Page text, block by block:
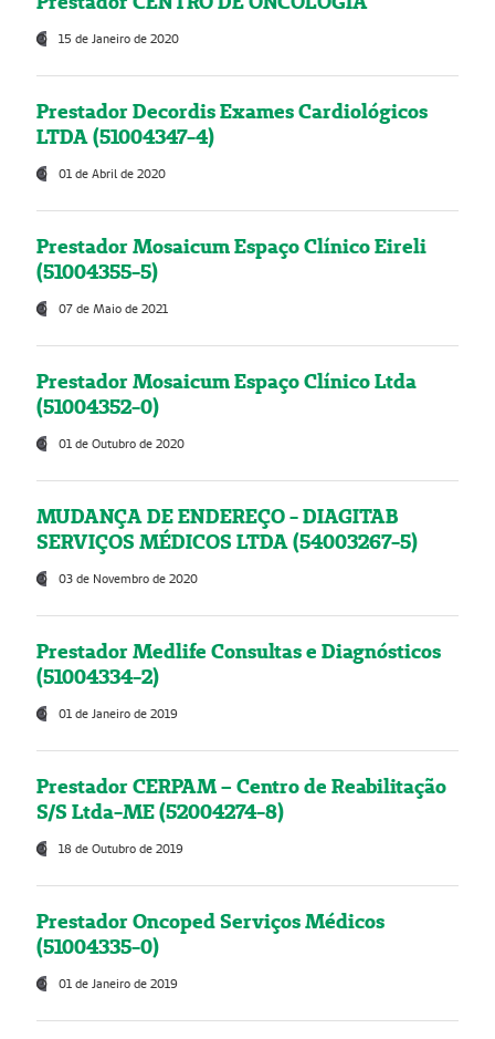
15 de Janeiro de 2020
Prestador Decordis Exames Cardiológicos
LTDA (51004347-4)
01 de Abril de 2020
Prestador Mosaicum Espaço Clínico Eireli
(51004355-5)
07 de Maio de 2021
Prestador Mosaicum Espaço Clínico Ltda
(51004352-0)
01 de Outubro de 2020
MUDANÇA DE ENDEREÇO - DIAGITAB
SERVIÇOS MÉDICOS LTDA (54003267-5)
03 de Novembro de 2020
Prestador Medlife Consultas e Diagnósticos
(51004334-2)
01 de Janeiro de 2019
Prestador CERPAM – Centro de Reabilitação
S/S Ltda-ME (52004274-8)
18 de Outubro de 2019
Prestador Oncoped Serviços Médicos
(51004335-0)
01 de Janeiro de 2019